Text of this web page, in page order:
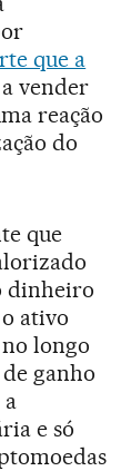
que a
a vender
reação
do
que
dinheiro
ativo
longo
ganho
e só